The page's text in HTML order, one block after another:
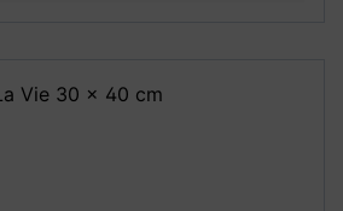
sind geringe
vom dargestellten Artikelbild